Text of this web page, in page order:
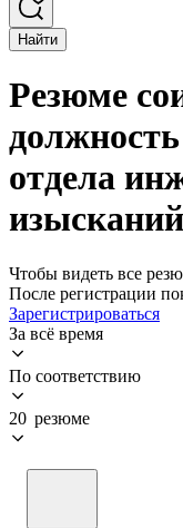
Найти
Резюме
отдела
Чтобы видеть все
После регистрации
Зарегистрироваться
За всё время
По соответствию
20 резюме